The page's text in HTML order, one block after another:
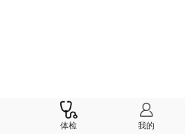
体检 我的